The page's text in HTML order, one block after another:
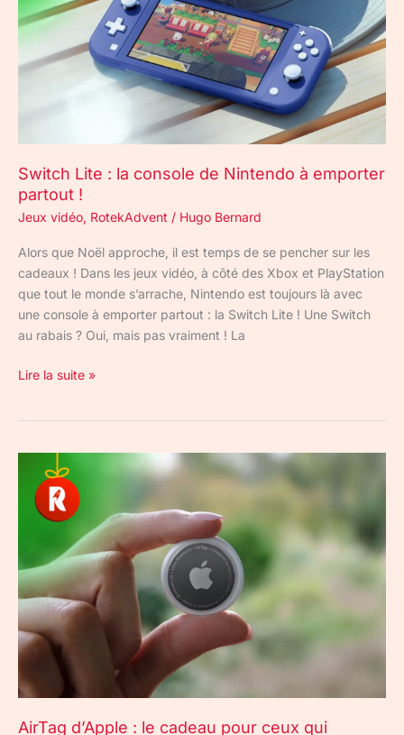
Switch Lite : la console de Nintendo à emporter
partout !
Jeux vidéo, RotekAdvent / Hugo Bernard
Alors que Noël approche, il est temps de se pencher sur les
cadeaux ! Dans les jeux vidéo, à côté des Xbox et PlayStation
que tout le monde s’arrache, Nintendo est toujours là avec
une console à emporter partout : la Switch Lite ! Une Switch
au rabais ? Oui, mais pas vraiment ! La
la
console
Nintendo
Lire la suite »
AirTag d’Apple : le cadeau pour ceux qui
d’Apple
pour
ceux
qui
perdent
tout
temps
affaires